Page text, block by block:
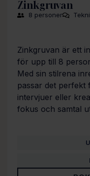
Zinkgruvan
8 personer
Zinkgruvan är ett
för upp till 8
Med sin stilrena
passar det perfekt
intervjuer eller
fokus och samtal